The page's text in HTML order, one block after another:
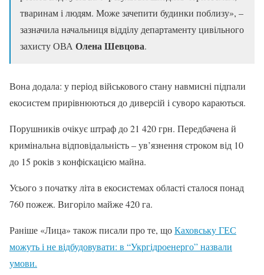
тваринам і людям. Може зачепити будинки поблизу», –
зазначила начальниця відділу департаменту цивільного
захисту ОВА Олена Шевцова.
Вона додала: у період військового стану навмисні підпали
екосистем прирівнюються до диверсій і суворо караються.
Порушників очікує штраф до 21 420 грн. Передбачена й
кримінальна відповідальність – ув’язнення строком від 10
до 15 років з конфіскацією майна.
Усього з початку літа в екосистемах області сталося понад
760 пожеж. Вигоріло майже 420 га.
Раніше «Лица» також писали про те, щоКаховську ГЕС
можуть і не відбудовувати: в “Укргідроенерго” назвали
умови.